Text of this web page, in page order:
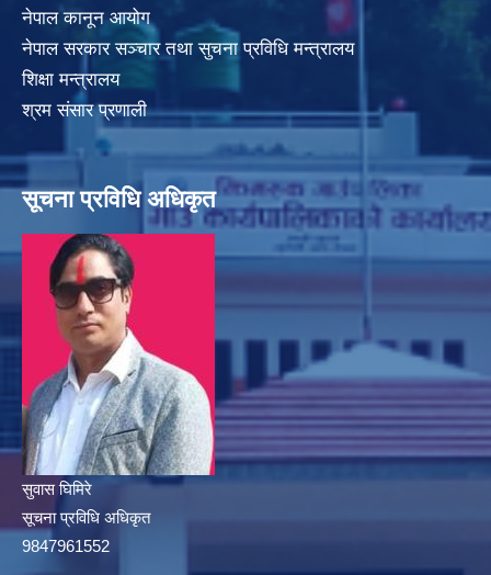
नेपाल कानून आयोग
नेपाल सरकार सञ्चार तथा सुचना प्रविधि मन्त्रालय
शिक्षा मन्त्रालय
श्रम संसार प्रणाली
सूचना प्रविधि अधिकृत
सुवास घिमिरे
सूचना प्रविधि अधिकृत
9847961552